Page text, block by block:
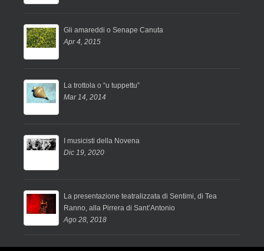
Gli amareddi o Senape Canuta
Apr 4, 2015
La trottola o “u tuppettu”
Mar 14, 2014
I musicisti della Novena
Dic 19, 2020
La presentazione teatralizzata di Sentimi, di Tea
Ranno, alla Pirrera di Sant’Antonio
Ago 28, 2018